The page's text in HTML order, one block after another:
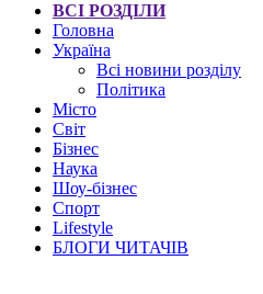
ВСІ РОЗДІЛИ
Головна
Україна
Всі новини розділу
Політика
Місто
Світ
Бізнес
Наука
Шоу-бізнес
Спорт
Lifestyle
БЛОГИ ЧИТАЧІВ